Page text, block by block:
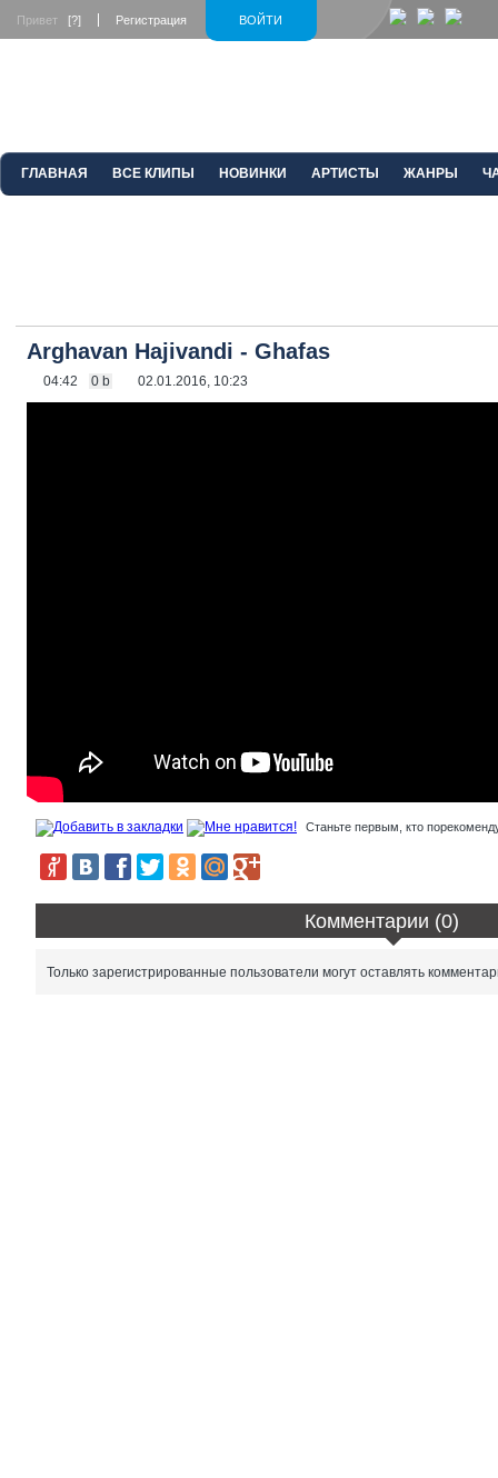
ВОЙТИ
Привет [?] Регистрация
ГЛАВНАЯ ВСЕ КЛИПЫ НОВИНКИ АРТИСТЫ ЖАНРЫ
Arghavan Hajivandi - Ghafas
04:42 0 b 02.01.2016, 10:23
Станьте первым, кто
Комментарии (0)
Только зарегистрированные пользователи могут оставлять